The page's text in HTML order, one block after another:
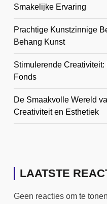
Smakelijke Ervaring
Prachtige Kunstzinnige
Behang Kunst
Stimulerende
Fonds
De Smaakvolle Wereld
Creativiteit en Esthetiek
LAATSTE
Geen reacties om te